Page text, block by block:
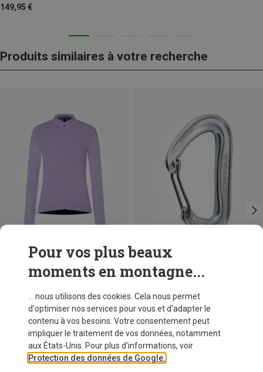
149,95 €
Produits similaires à votre recherche
Tailles
Super.Natural
Maillot vélo Grava Maillot femme
149,95 €
S M L XL
Vous économisez 19%
Pour vos plus beaux
moments en montagne...
... nous utilisons des cookies. Cela nous permet
d'optimiser nos services pour vous et d'adapter le
contenu à vos besoins. Votre consentement peut
impliquer le traitement de vos données, notamment
aux États-Unis. Pour plus d'informations, voir
Protection des données de Google.